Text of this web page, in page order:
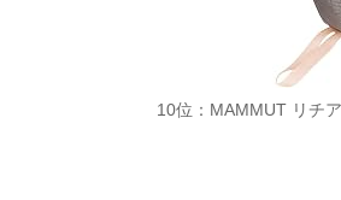
10位：MAMMUT リチ